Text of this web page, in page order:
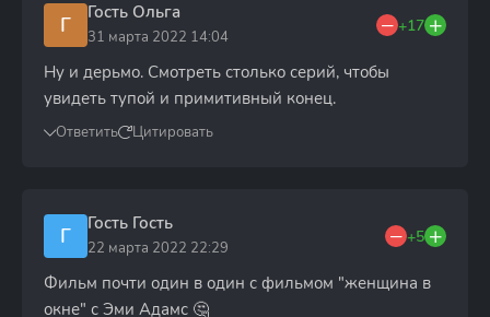
Г Гость Ольга
31 марта 2022 14:04
+17
Ну и дерьмо. Смотреть столько серий, чтобы
увидеть тупой и примитивный конец.
Ответить Цитировать
Г Гость Гость
22 марта 2022 22:29
+5
Фильм почти один в один с фильмом "женщина в
окне" с Эми Адамс 🤔